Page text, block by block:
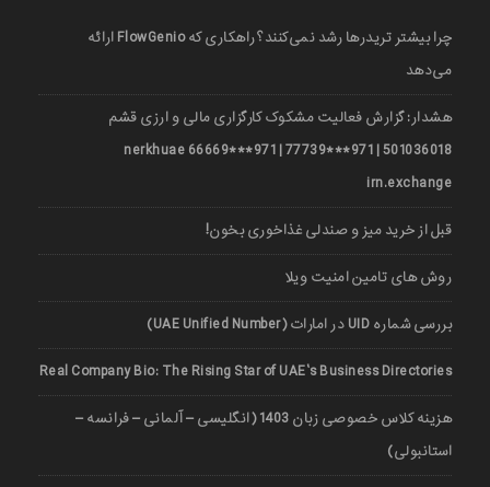
چرا بیشتر تریدرها رشد نمی‌کنند؟ راهکاری که FlowGenio ارائه
می‌دهد
هشدار: گزارش فعالیت مشکوک کارگزاری مالی و ارزی قشم
501036018 | 971***77739 | 971***66669 nerkhuae
irn.exchange
قبل از خرید میز و صندلی غذاخوری بخون!
روش های تامین امنیت ویلا
بررسی شماره UID در امارات (UAE Unified Number)
Real Company Bio: The Rising Star of UAE’s Business Directories
هزینه کلاس خصوصی زبان 1403 (انگلیسی – آلمانی – فرانسه –
استانبولی)